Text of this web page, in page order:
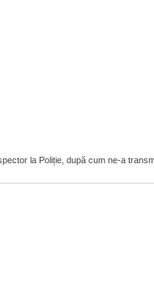
la Poliție, după cum ne-a